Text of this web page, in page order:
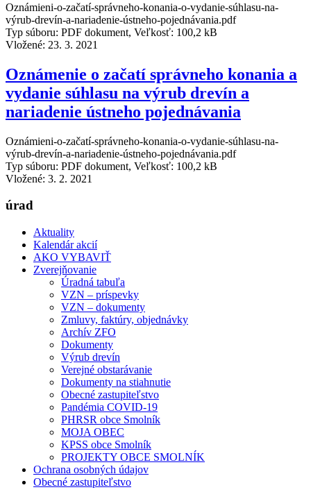
Oznámieni-o-začatí-správneho-konania-o-vydanie-súhlasu-na-
výrub-drevín-a-nariadenie-ústneho-pojednávania.pdf
Typ súboru: PDF dokument, Veľkosť: 100,2 kB
Vložené: 23. 3. 2021
Oznámenie o začatí správneho konania a
vydanie súhlasu na výrub drevín a
nariadenie ústneho pojednávania
Oznámieni-o-začatí-správneho-konania-o-vydanie-súhlasu-na-
výrub-drevín-a-nariadenie-ústneho-pojednávania.pdf
Typ súboru: PDF dokument, Veľkosť: 100,2 kB
Vložené: 3. 2. 2021
úrad
Aktuality
Kalendár akcií
AKO VYBAVIŤ
Zverejňovanie
Úradná tabuľa
VZN – príspevky
VZN – dokumenty
Zmluvy, faktúry, objednávky
Archív ZFO
Dokumenty
Výrub drevín
Verejné obstarávanie
Dokumenty na stiahnutie
Obecné zastupiteľstvo
Pandémia COVID-19
PHRSR obce Smolník
MOJA OBEC
KPSS obce Smolník
PROJEKTY OBCE SMOLNÍK
Ochrana osobných údajov
Obecné zastupiteľstvo